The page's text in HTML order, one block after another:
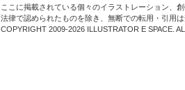
ここに掲載されている個々のイラストレーション、
法律で認められたものを除き、無断での転用・引用
COPYRIGHT 2009-2026 ILLUSTRATOR E SPACE.